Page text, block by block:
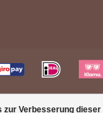
Verbesserung dieser